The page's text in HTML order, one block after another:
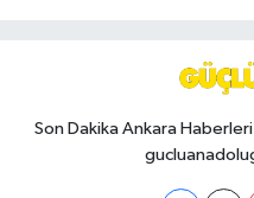
Son Dakika Ankara